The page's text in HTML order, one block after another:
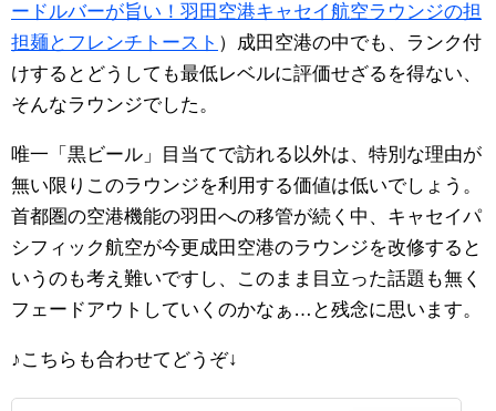
ードルバーが旨い！羽田空港キャセイ航空ラウンジの担
担麺とフレンチトースト ）成田空港の中でも、ランク付
けするとどうしても最低レベルに評価せざるを得ない、
そんなラウンジでした。
唯一「黒ビール」目当てで訪れる以外は、特別な理由が
無い限りこのラウンジを利用する価値は低いでしょう。
首都圏の空港機能の羽田への移管が続く中、キャセイパ
シフィック航空が今更成田空港のラウンジを改修すると
いうのも考え難いですし、このまま目立った話題も無く
フェードアウトしていくのかなぁ…と残念に思います。
♪こちらも合わせてどうぞ↓